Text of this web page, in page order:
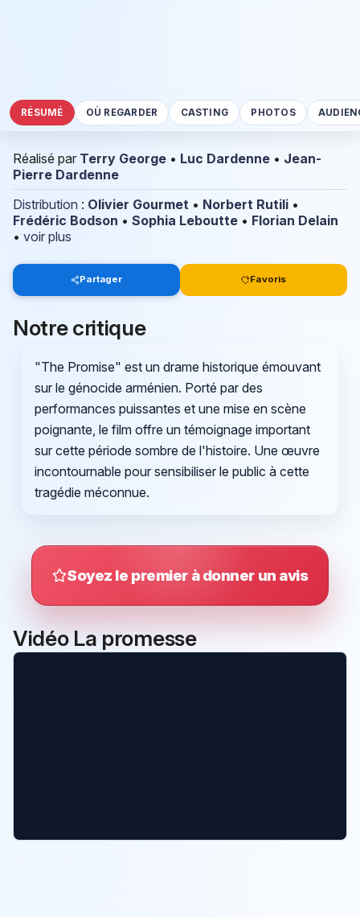
RÉSUMÉ OÙ REGARDER CASTING PHOTOS
Réalisé par Terry George • Luc Dardenne • Jean-
Pierre Dardenne
Distribution : Olivier Gourmet • Norbert Rutili •
Frédéric Bodson • Sophia Leboutte • Florian Delain
• voir plus
Partager Favoris
Notre critique
"The Promise" est un drame historique émouvant
sur le génocide arménien. Porté par des
performances puissantes et une mise en scène
poignante, le film offre un témoignage important
sur cette période sombre de l'histoire. Une œuvre
incontournable pour sensibiliser le public à cette
tragédie méconnue.
Soyez le premier à donner un avis
Vidéo La promesse